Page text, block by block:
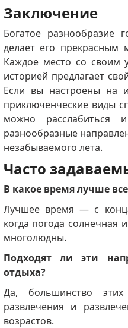
Заключение
Богатое разнообразие
делает его прекрасным
Каждое место со своим
историей предлагает
Если вы настроены на
приключенческие виды
можно расслабиться
разнообразные
незабываемого лета.
Часто
В какое время лучше
Лучшее время — с
когда погода солнечная
многолюдны.
Подходят ли эти
отдыха?
Да, большинство этих
развлечения и
возрастов.